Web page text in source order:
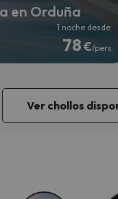
en Orduña
1 noche desde
78€/pers.
Ver chollos